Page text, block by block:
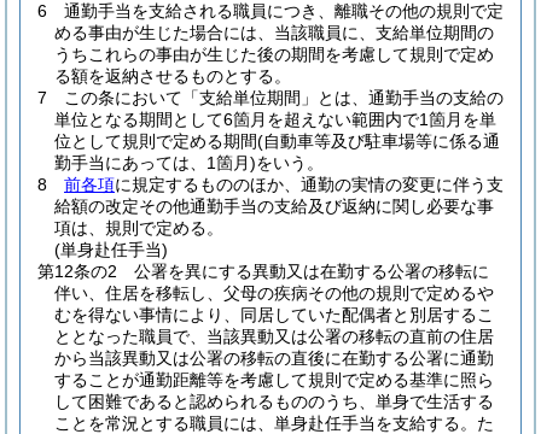
6
通勤手当を支給される職員につき、離職その他の規則で定
める事由が生じた場合には、当該職員に、支給単位期間の
うちこれらの事由が生じた後の期間を考慮して規則で定め
る額を返納させるものとする。
7
この条において「支給単位期間」とは、通勤手当の支給の
単位となる期間として6箇月を超えない範囲内で1箇月を単
位として規則で定める期間(自動車等及び駐車場等に係る通
勤手当にあっては、1箇月)をいう。
8
前各項に規定するもののほか、通勤の実情の変更に伴う支
給額の改定その他通勤手当の支給及び返納に関し必要な事
項は、規則で定める。
(単身赴任手当)
第12条の2
公署を異にする異動又は在勤する公署の移転に
伴い、住居を移転し、父母の疾病その他の規則で定めるや
むを得ない事情により、同居していた配偶者と別居するこ
ととなった職員で、当該異動又は公署の移転の直前の住居
から当該異動又は公署の移転の直後に在勤する公署に通勤
することが通勤距離等を考慮して規則で定める基準に照ら
して困難であると認められるもののうち、単身で生活する
ことを常況とする職員には、単身赴任手当を支給する。 た